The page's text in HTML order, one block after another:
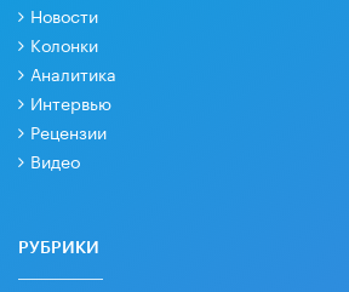
Новости
Колонки
Аналитика
Интервью
Рецензии
Видео
РУБРИКИ